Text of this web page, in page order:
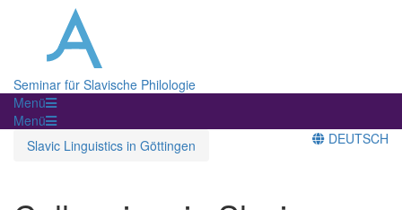
Seminar für Slavische Philologie
Menü
Menü
Slavic Linguistics in Göttingen
DEUTSCH